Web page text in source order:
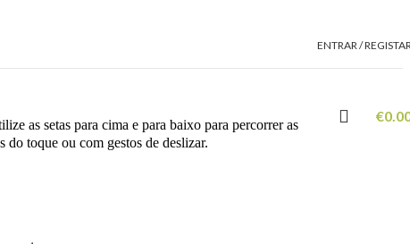
ENTRAR /
as setas para cima e para baixo para percorrer as
do toque ou com gestos de deslizar.
€